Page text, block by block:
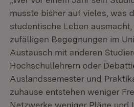
musste bisher auf vieles, was
studentische Leben
zufälligen Begegnungen im
Austausch mit anderen
Hochschullehrern oder
Auslandssemester und
zuhause entstehen weniger
Netzwerke weniger Pläne und